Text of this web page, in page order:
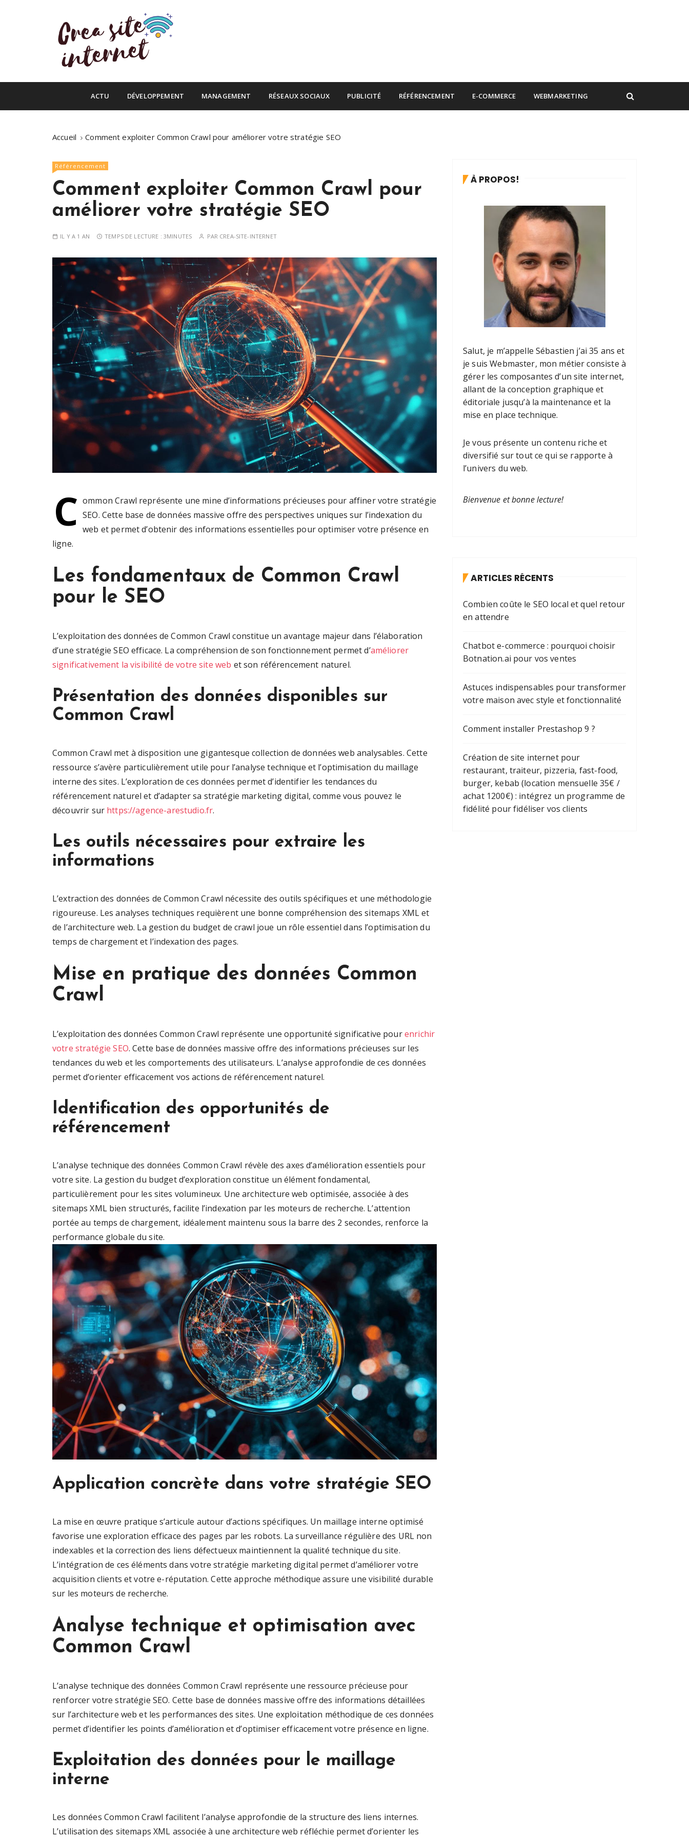
c
n
Crea site internet
Infos du web
ACTU DÉVELOPPEMENT MANAGEMENT RÉSEAUX SOCIAUX PUBLICITÉ RÉFÉRENCEMENT E-COMMERCE WEBMARKETING
Accueil Comment exploiter Common Crawl pour améliorer votre stratégie SEO
Référencement
Comment exploiter Common Crawl pour
améliorer votre stratégie SEO
IL Y A 1 AN TEMPS DE LECTURE : 3MINUTES PAR CREA-SITE-INTERNET
C ommon Crawl représente une mine d’informations précieuses pour affiner votre stratégie
SEO. Cette base de données massive offre des perspectives uniques sur l’indexation du
web et permet d’obtenir des informations essentielles pour optimiser votre présence en
ligne.
Les fondamentaux de Common Crawl
pour le SEO
L’exploitation des données de Common Crawl constitue un avantage majeur dans l’élaboration
d’une stratégie SEO efficace. La compréhension de son fonctionnement permet d’améliorer
significativement la visibilité de votre site web et son référencement naturel.
Présentation des données disponibles sur
Common Crawl
Common Crawl met à disposition une gigantesque collection de données web analysables. Cette
ressource s’avère particulièrement utile pour l’analyse technique et l’optimisation du maillage
interne des sites. L’exploration de ces données permet d’identifier les tendances du
référencement naturel et d’adapter sa stratégie marketing digital, comme vous pouvez le
découvrir sur https://agence-arestudio.fr.
Les outils nécessaires pour extraire les
informations
L’extraction des données de Common Crawl nécessite des outils spécifiques et une méthodologie
rigoureuse. Les analyses techniques requièrent une bonne compréhension des sitemaps XML et
de l’architecture web. La gestion du budget de crawl joue un rôle essentiel dans l’optimisation du
temps de chargement et l’indexation des pages.
Mise en pratique des données Common
Crawl
L’exploitation des données Common Crawl représente une opportunité significative pourenrichir
votre stratégie SEO. Cette base de données massive offre des informations précieuses sur les
tendances du web et les comportements des utilisateurs. L’analyse approfondie de ces données
permet d’orienter efficacement vos actions de référencement naturel.
Identification des opportunités de
référencement
L’analyse technique des données Common Crawl révèle des axes d’amélioration essentiels pour
votre site. La gestion du budget d’exploration constitue un élément fondamental,
particulièrement pour les sites volumineux. Une architecture web optimisée, associée à des
sitemaps XML bien structurés, facilite l’indexation par les moteurs de recherche. L’attention
portée au temps de chargement, idéalement maintenu sous la barre des 2 secondes, renforce la
performance globale du site.
Application concrète dans votre stratégie SEO
La mise en œuvre pratique s’articule autour d’actions spécifiques. Un maillage interne optimisé
favorise une exploration efficace des pages par les robots. La surveillance régulière des URL non
indexables et la correction des liens défectueux maintiennent la qualité technique du site.
L’intégration de ces éléments dans votre stratégie marketing digital permet d’améliorer votre
acquisition clients et votre e-réputation. Cette approche méthodique assure une visibilité durable
sur les moteurs de recherche.
Analyse technique et optimisation avec
Common Crawl
L’analyse technique des données Common Crawl représente une ressource précieuse pour
renforcer votre stratégie SEO. Cette base de données massive offre des informations détaillées
sur l’architecture web et les performances des sites. Une exploitation méthodique de ces données
permet d’identifier les points d’amélioration et d’optimiser efficacement votre présence en ligne.
Exploitation des données pour le maillage
interne
Les données Common Crawl facilitent l’analyse approfondie de la structure des liens internes.
L’utilisation des sitemaps XML associée à une architecture web réfléchie permet d’orienter les
À PROPOS!
Salut, je m’appelle Sébastien j’ai 35 ans et
je suis Webmaster, mon métier consiste à
gérer les composantes d’un site internet,
allant de la conception graphique et
éditoriale jusqu’à la maintenance et la
mise en place technique.
Je vous présente un contenu riche et
diversifié sur tout ce qui se rapporte à
l’univers du web.
Bienvenue et bonne lecture!
ARTICLES RÉCENTS
Combien coûte le SEO local et quel retour
en attendre
Chatbot e-commerce : pourquoi choisir
Botnation.ai pour vos ventes
Astuces indispensables pour transformer
votre maison avec style et fonctionnalité
Comment installer Prestashop 9 ?
Création de site internet pour
restaurant, traiteur, pizzeria, fast-food,
burger, kebab (location mensuelle 35€ /
achat 1200€) : intégrez un programme de
fidélité pour fidéliser vos clients